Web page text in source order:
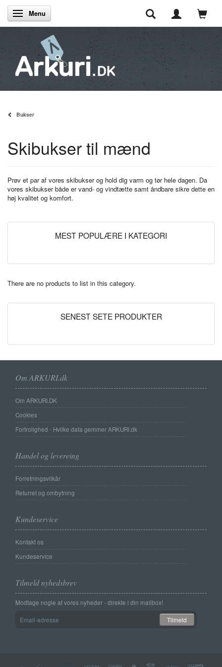
Skifte navigation
Menu
Bukser
Skibukser til mænd
Prøv et par af vores skibukser og hold dig varm og tør hele dagen. Da
vores skibukser både er vand- og vindtætte samt åndbare sikre dette en
høj kvalitet og komfort.
MEST POPULÆRE I KATEGORI
There are no products to list in this category.
SENEST SETE PRODUKTER
Om ARKURI.dk
Om ARKURI.DK
Cookies
Fortrolighed - Hvilke data gemmer ARKURI.dk
Handel og levereing
Forretningsvilkår
Returret og ombytning
Kundeservice
Kontakt os
Kundeservice
Tilmeld nyhedsbrev
Modtage nogle af vores nyheder - direkte i din mailbox!
adresse
Tilmeld